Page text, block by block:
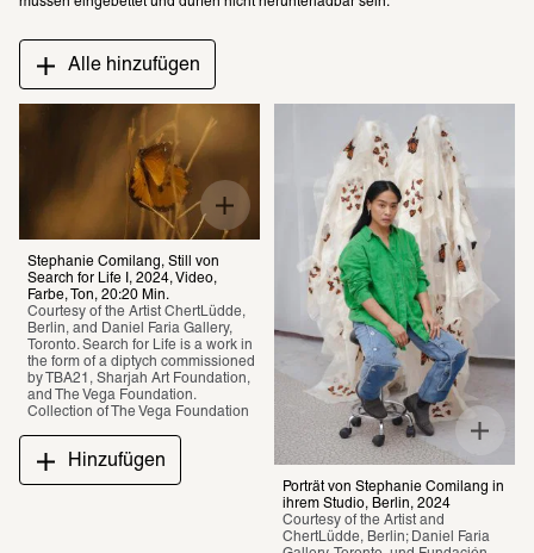
Alle hinzufügen
Stephanie Comilang, Still von
Search for Life I, 2024, Video,
Farbe, Ton, 20:20 Min.
Courtesy of the Artist ChertLüdde,
Berlin, and Daniel Faria Gallery,
Toronto. Search for Life is a work in
the form of a diptych commissioned
by TBA21, Sharjah Art Foundation,
and The Vega Foundation.
Collection of The Vega Foundation
Hinzufügen
Porträt von Stephanie Comilang in
ihrem Studio, Berlin, 2024
Courtesy of the Artist and
ChertLüdde, Berlin; Daniel Faria